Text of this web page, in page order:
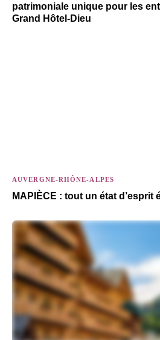
patrimoniale unique pour les
Grand Hôtel-Dieu
AUVERGNE-RHÔNE-ALPES
MAPIÈCE : tout un état d’esprit